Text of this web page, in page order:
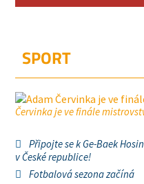
SPORT
Červinka je ve finále
Připojte se k Ge-Baek
v České republice!
Fotbalová sezona začíná